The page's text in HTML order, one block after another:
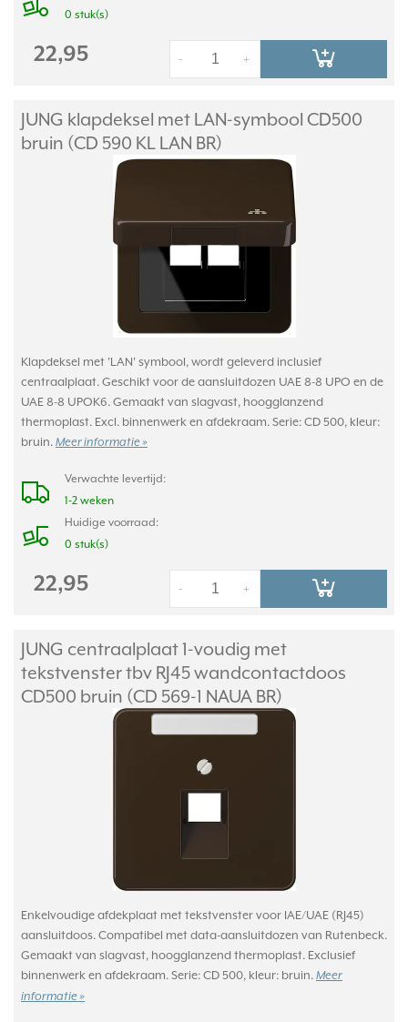
0 stuk(s)
22,95 +
-
JUNG klapdeksel met LAN-symbool CD500
bruin (CD 590 KL LAN BR)
Klapdeksel met 'LAN' symbool, wordt geleverd inclusief
centraalplaat. Geschikt voor de aansluitdozen UAE 8-8 UPO en de
UAE 8-8 UPOK6. Gemaakt van slagvast, hoogglanzend
thermoplast. Excl. binnenwerk en afdekraam. Serie: CD 500, kleur:
bruin. Meer informatie »
Verwachte levertijd:
1-2 weken
Huidige voorraad:
0 stuk(s)
22,95 +
-
JUNG centraalplaat 1-voudig met
tekstvenster tbv RJ45 wandcontactdoos
CD500 bruin (CD 569-1 NAUA BR)
Enkelvoudige afdekplaat met tekstvenster voor IAE/UAE (RJ45)
aansluitdoos. Compatibel met data-aansluitdozen van Rutenbeck.
Gemaakt van slagvast, hoogglanzend thermoplast. Exclusief
binnenwerk en afdekraam. Serie: CD 500, kleur: bruin. Meer
informatie »